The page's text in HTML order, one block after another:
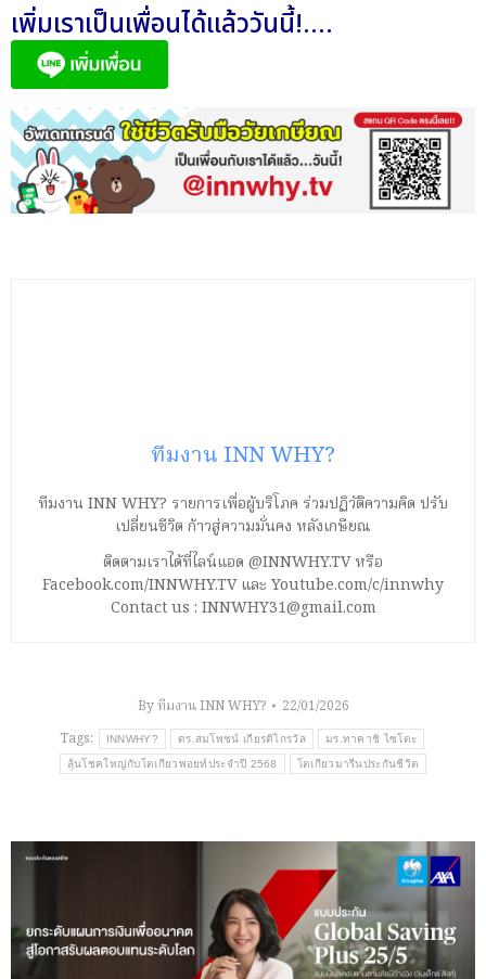
เพิ่มเราเป็นเพื่อนได้แล้ววันนี้!....
ทีมงาน INN WHY?
ทีมงาน INN WHY? รายการเพื่อผู้บริโภค ร่วมปฏิวัติความคิด ปรับ
เปลี่ยนชีวิต ก้าวสู่ความมั่นคง หลังเกษียณ
ติดตามเราได้ที่ไลน์แอด @INNWHY.TV หรือ
Facebook.com/INNWHY.TV และ Youtube.com/c/innwhy
Contact us : INNWHY31@gmail.com
Byทีมงาน INN WHY?
22/01/2026
Tags:
INNWHY? ดร.สมโพชน์ เกียรติไกรวัล มร.ทาคาชิ ไซโตะ
ลุ้นโชคใหญ่กับโตเกียวพอยท์ประจำปี 2568 โตเกียวมารีนประกันชีวิต